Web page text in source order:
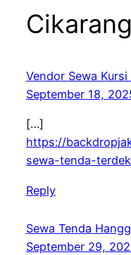
Vendor Sewa
September 18,
[…]
https://
sewa-tenda-
Reply
Sewa Tenda
September 29,